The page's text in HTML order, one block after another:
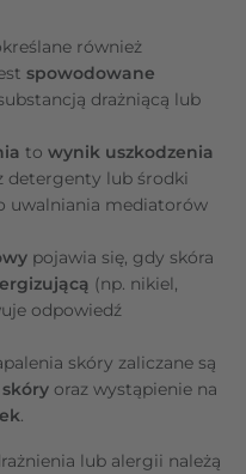
również
spowodowane
drażniącą lub
to wynik uszkodzenia
detergenty lub środki
uwalniania mediatorów
pojawia się, gdy skóra
(np. nikiel,
odpowiedź
skóry zaliczane są
oraz wystąpienie na
.
lub alergii należą